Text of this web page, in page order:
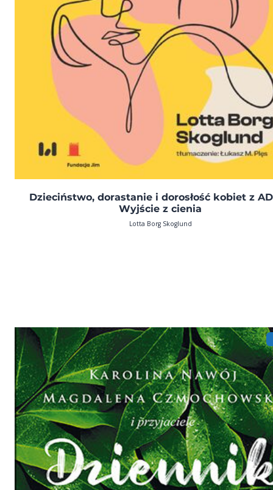
Dzieciństwo, dorastanie i dorosłość kobiet z
Wyjście z cienia
Lotta Borg Skoglund